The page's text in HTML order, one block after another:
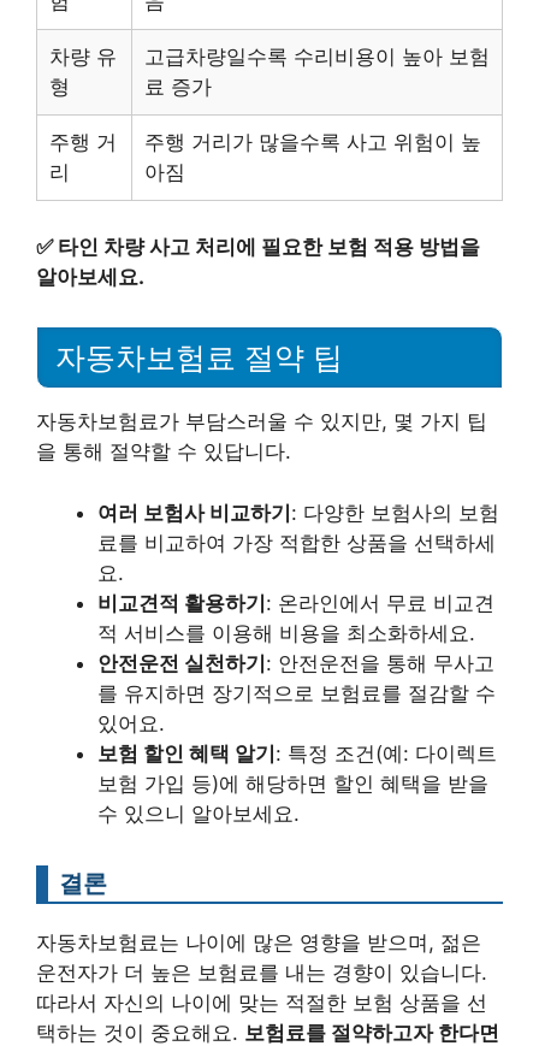
차량 유
형
고급차량일수록 수리비용이 높아 보험
료 증가
주행 거
리
주행 거리가 많을수록 사고 위험이 높
아짐
✅ 타인 차량 사고 처리에 필요한 보험 적용 방법을
알아보세요.
자동차보험료 절약 팁
자동차보험료가 부담스러울 수 있지만, 몇 가지 팁
을 통해 절약할 수 있답니다.
여러 보험사 비교하기: 다양한 보험사의 보험
료를 비교하여 가장 적합한 상품을 선택하세
요.
비교견적 활용하기: 온라인에서 무료 비교견
적 서비스를 이용해 비용을 최소화하세요.
안전운전 실천하기: 안전운전을 통해 무사고
를 유지하면 장기적으로 보험료를 절감할 수
있어요.
보험 할인 혜택 알기: 특정 조건(예: 다이렉트
보험 가입 등)에 해당하면 할인 혜택을 받을
수 있으니 알아보세요.
결론
자동차보험료는 나이에 많은 영향을 받으며, 젊은
운전자가 더 높은 보험료를 내는 경향이 있습니다.
따라서 자신의 나이에 맞는 적절한 보험 상품을 선
택하는 것이 중요해요. 보험료를 절약하고자 한다면